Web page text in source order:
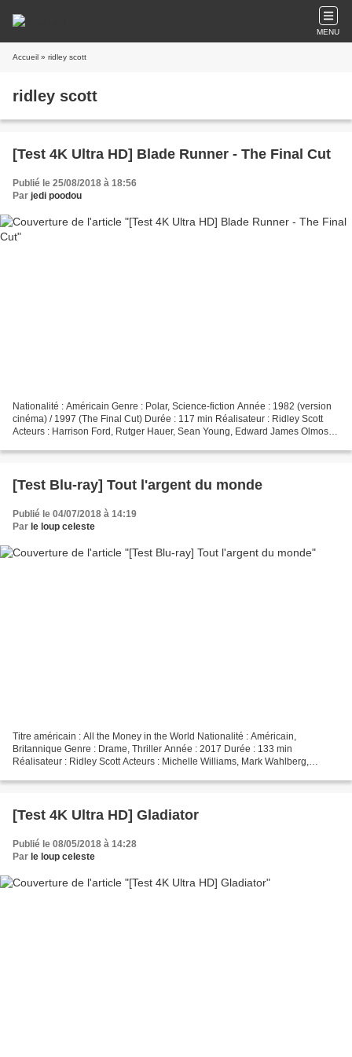
MENU
Accueil » ridley scott
ridley scott
[Test 4K Ultra HD] Blade Runner - The Final Cut
Publié le 25/08/2018 à 18:56
Par jedi poodou
Nationalité : Américain Genre : Polar, Science-fiction Année : 1982 (version
cinéma) / 1997 (The Final Cut) Durée : 117 min Réalisateur : Ridley Scott
Acteurs : Harrison Ford, Rutger Hauer, Sean Young, Edward James Olmos,
[Test Blu-ray] Tout l'argent du monde
Publié le 04/07/2018 à 14:19
Par le loup celeste
Titre américain : All the Money in the World Nationalité : Américain,
Britannique Genre : Drame, Thriller Année : 2017 Durée : 133 min
Réalisateur : Ridley Scott Acteurs : Michelle Williams, Mark Wahlberg,
[Test 4K Ultra HD] Gladiator
Publié le 08/05/2018 à 14:28
Par le loup celeste